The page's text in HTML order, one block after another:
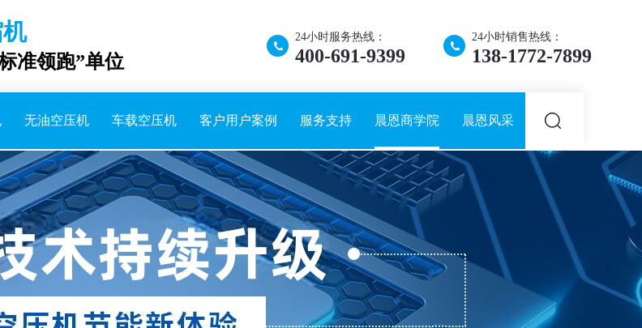
准领跑”单位
24小时服务热线：
400-691-9399
24小时销售热线：
138-1772-7899
无油空压机 车载空压机 客户用户案例 服务支持 晨恩商学院 晨恩风采